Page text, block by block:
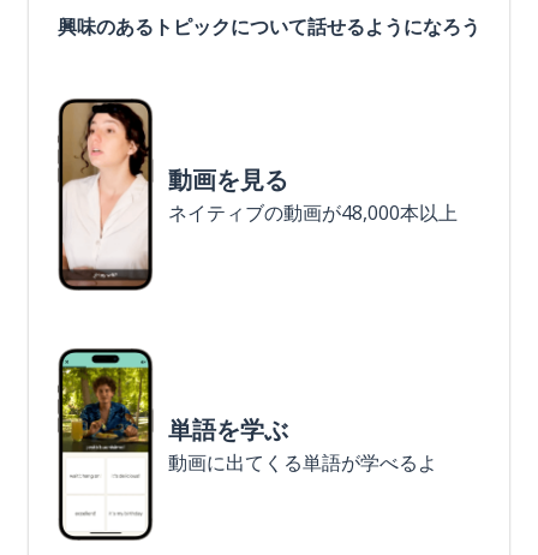
興味のあるトピックについて話せるようになろう
動画を見る
ネイティブの動画が48,000本以上
単語を学ぶ
動画に出てくる単語が学べるよ